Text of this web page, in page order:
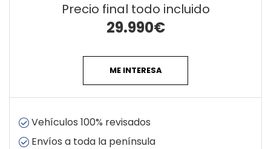
Precio final todo incluido
29.990€
ME INTERESA
Vehículos 100% revisados
Envíos a toda la península